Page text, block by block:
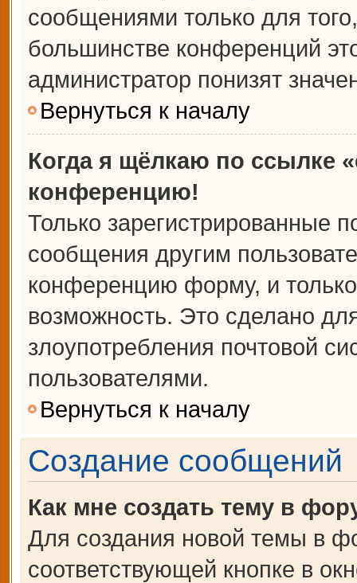
сообщениями только для
большинстве конференций
администратор понизят
Вернуться к началу
Когда я щёлкаю по ссылке
конференцию!
Только зарегистрированные
сообщения другим
конференцию форму, и
возможность. Это сделано
злоупотребления почтовой
пользователями.
Вернуться к началу
Создание сообщений
Как мне создать тему в
Для создания новой темы в
соответствующей кнопке в